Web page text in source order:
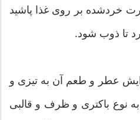
خردشده بر روی غذا پاشید
تا ذوب شود.
عطر و طعم آن به تیزی و
نوع باکتری و ظرف و قالبی